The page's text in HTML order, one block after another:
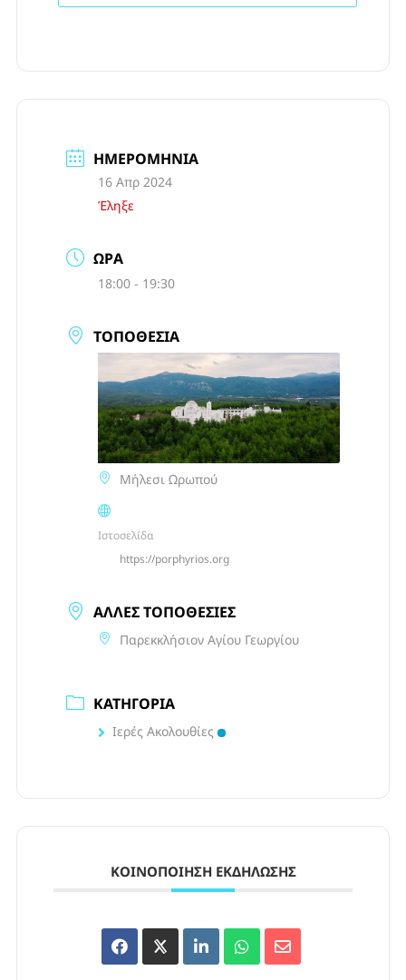
ΗΜΕΡΟΜΗΝΊΑ
16 Απρ 2024
Έληξε
ΏΡΑ
18:00 - 19:30
ΤΟΠΟΘΕΣΊΑ
Μήλεσι Ωρωπού
Ιστοσελίδα
https://porphyrios.org
ΆΛΛΕΣ ΤΟΠΟΘΕΣΊΕΣ
Παρεκκλήσιον Αγίου Γεωργίου
ΚΑΤΗΓΟΡΊΑ
Ιερές Ακολουθίες
ΚΟΙΝΟΠΟΊΗΣΗ ΕΚΔΉΛΩΣΗΣ